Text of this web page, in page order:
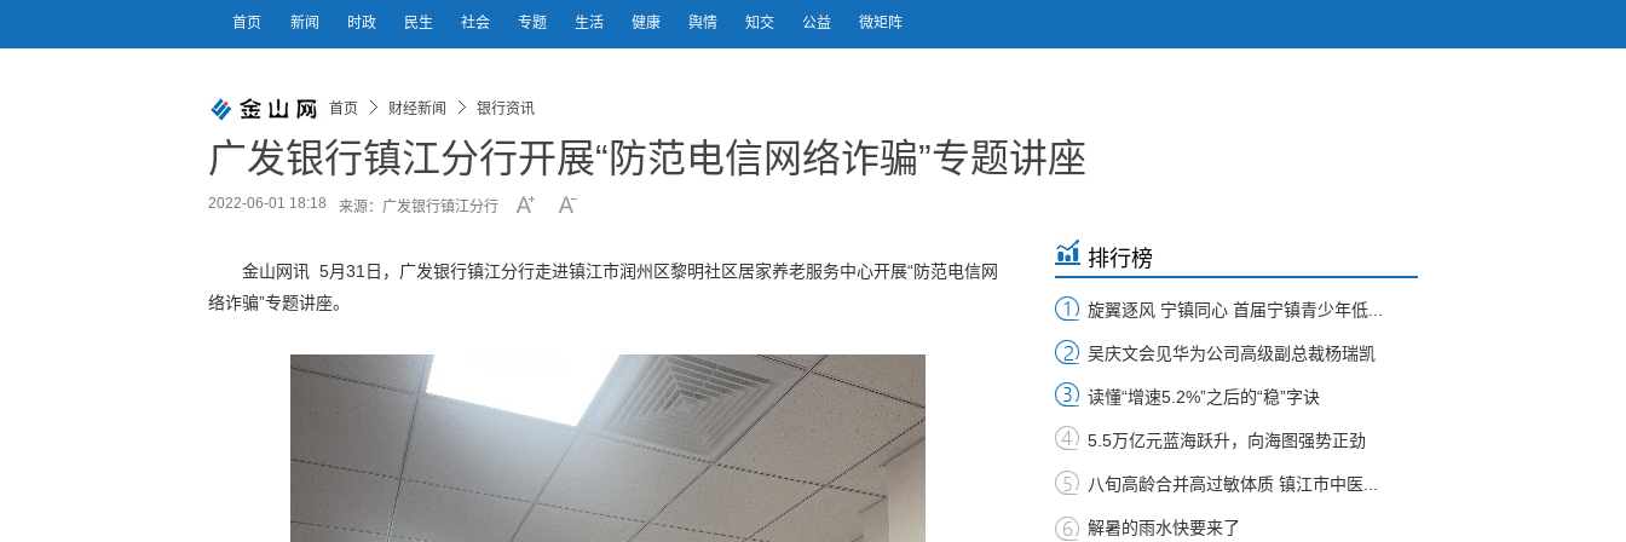
首页 新闻 时政 民生 社会 专题 生活 健康 舆情 知交 公益 微矩阵
首页 财经新闻 银行资讯
广发银行镇江分行开展“防范电信网络诈骗”专题讲座
2022-06-01 18:18 来源：广发银行镇江分行
金山网讯 5月31日，广发银行镇江分行走进镇江市润州区黎明社区居家养老服务中心开展“防范电信网
络诈骗”专题讲座。
排行榜
旋翼逐风 宁镇同心 首届宁镇青少年低...
吴庆文会见华为公司高级副总裁杨瑞凯
读懂“增速5.2%”之后的“稳”字诀
5.5万亿元蓝海跃升，向海图强势正劲
八旬高龄合并高过敏体质 镇江市中医...
解暑的雨水快要来了